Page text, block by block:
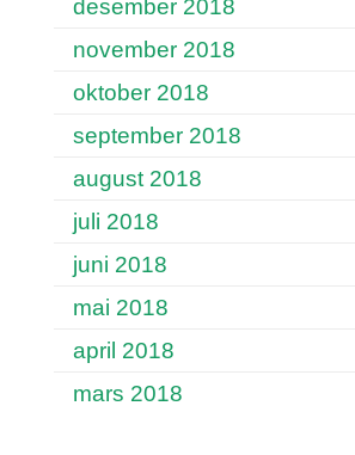
desember 2018
november 2018
oktober 2018
september 2018
august 2018
juli 2018
juni 2018
mai 2018
april 2018
mars 2018